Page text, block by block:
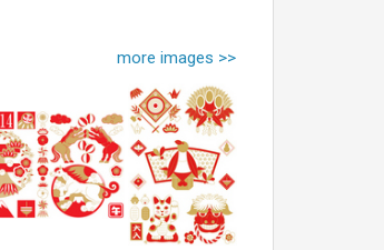
more images >>